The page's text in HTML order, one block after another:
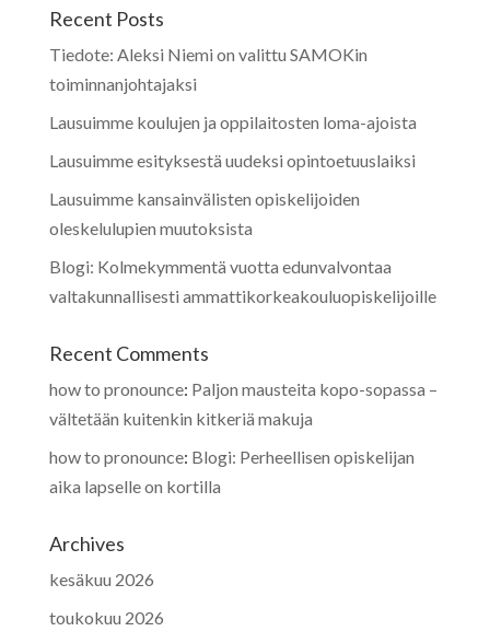
Recent Posts
Tiedote: Aleksi Niemi on valittu SAMOKin
toiminnanjohtajaksi
Lausuimme koulujen ja oppilaitosten loma-ajoista
Lausuimme esityksestä uudeksi opintoetuuslaiksi
Lausuimme kansainvälisten opiskelijoiden
oleskelulupien muutoksista
Blogi: Kolmekymmentä vuotta edunvalvontaa
valtakunnallisesti ammattikorkeakouluopiskelijoille
Recent Comments
how to pronounce: Paljon mausteita kopo-sopassa –
vältetään kuitenkin kitkeriä makuja
how to pronounce: Blogi: Perheellisen opiskelijan
aika lapselle on kortilla
Archives
kesäkuu 2026
toukokuu 2026